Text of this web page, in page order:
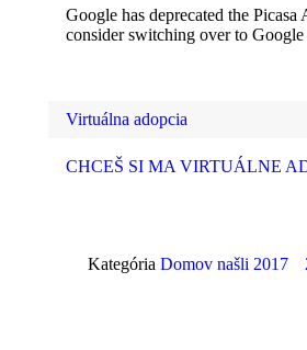
Google has deprecated the Picasa
consider switching over to Google
Virtuálna adopcia
CHCEŠ SI MA VIRTUÁLNE
Kategória Domov našli 2017